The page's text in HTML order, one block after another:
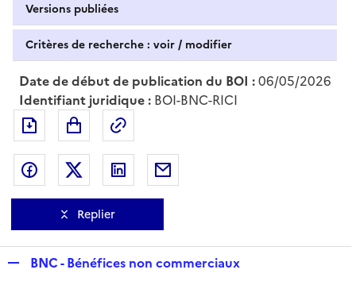
Versions publiées
Critères de recherche : voir / modifier
Date de début de publication du BOI :06/05/2026
Identifiant juridique : BOI-BNC-RICI
Exporter le document au format pdf
Partager sur Facebook
Partager sur Twitter
Partager sur LinkedIn
Replier
BNC - Bénéfices non commerciaux